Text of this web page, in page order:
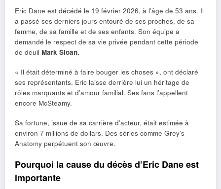
Eric Dane est décédé le 19 février 2026, à l’âge de 53 ans. Il
a passé ses derniers jours entouré de ses proches, de sa
femme, de sa famille et de ses enfants. Son équipe a
demandé le respect de sa vie privée pendant cette période
de deuil Mark Sloan.
« Il était déterminé à faire bouger les choses », ont déclaré
ses représentants. Eric laisse derrière lui un héritage de
rôles marquants et d’amour familial. Ses fans l’appellent
encore McSteamy.
Sa fortune, issue de sa carrière d’acteur, était estimée à
environ 7 millions de dollars. Des séries comme Grey’s
Anatomy perpétuent son œuvre.
Pourquoi la cause du décès d’Eric Dane est
importante